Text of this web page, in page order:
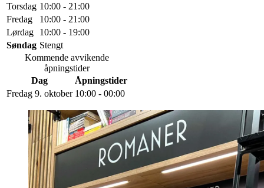
Torsdag 10:00 - 21:00
Fredag
10:00 - 21:00
Lørdag
10:00 - 19:00
Søndag Stengt
Kommende avvikende
åpningstider
Dag
Åpningstider
Fredag 9. oktober 10:00 - 00:00